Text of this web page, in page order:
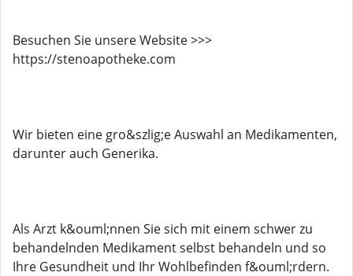
Besuchen Sie unsere Website >>>
https://stenoapotheke.com
Wir bieten eine gro&szlig;e Auswahl an Medikamenten,
darunter auch Generika.
Als Arzt k&ouml;nnen Sie sich mit einem schwer zu
behandelnden Medikament selbst behandeln und so
Ihre Gesundheit und Ihr Wohlbefinden f&ouml;rdern.